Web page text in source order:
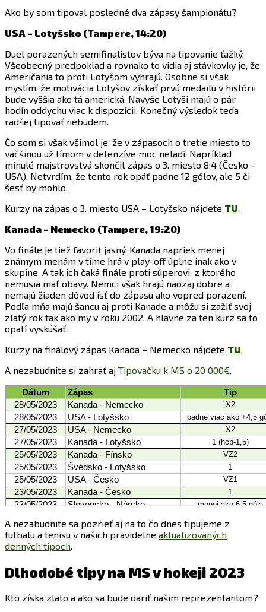
Ako by som tipoval posledné dva zápasy šampionátu?
USA – Lotyšsko (Tampere, 14:20)
Duel porazených semifinalistov býva na tipovanie ťažký.
Všeobecný predpoklad a rovnako to vidia aj stávkovky je, že
Američania to proti Lotyšom vyhrajú. Osobne si však
myslím, že motivácia Lotyšov získať prvú medailu v histórii
bude vyššia ako tá americká. Navyše Lotyši majú o pár
hodín oddychu viac k dispozícii. Konečný výsledok teda
radšej tipovať nebudem.
Čo som si však všimol je, že v zápasoch o tretie miesto to
väčšinou už tímom v defenzíve moc neladí. Napríklad
minulé majstrovstvá skončil zápas o 3. miesto 8:4 (Česko –
USA). Netvrdím, že tento rok opäť padne 12 gólov, ale 5 či
šesť by mohlo.
Kurzy na zápas o 3. miesto USA – Lotyšsko nájdete TU
Kanada – Nemecko (Tampere, 19:20)
Vo finále je tiež favorit jasný. Kanada napriek menej
známym menám v tíme hrá v play-off úplne inak ako v
skupine. A tak ich čaká finále proti súperovi, z ktorého
nemusia mať obavy. Nemci však hrajú naozaj dobre a
nemajú žiaden dôvod ísť do zápasu ako vopred porazení.
Podľa mňa majú šancu aj proti Kanade a môžu si zažiť svoj
zlatý rok tak ako my v roku 2002. A hlavne za ten kurz sa to
opatí vyskúšať.
Kurzy na finálový zápas Kanada – Nemecko nájdete TU
A nezabudnite si zahrať aj Tipovačku k MS o 20 000€
A nezabudnite sa pozrieť aj na to čo dnes tipujeme z
futbalu a tenisu v našich pravidelne aktualizovaných
denných tipoch
Dlhodobé tipy na MS v hokeji 2023
Kto získa zlato a ako sa bude dariť našim reprezentantom?